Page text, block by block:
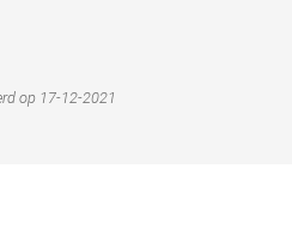
op 17-12-2021